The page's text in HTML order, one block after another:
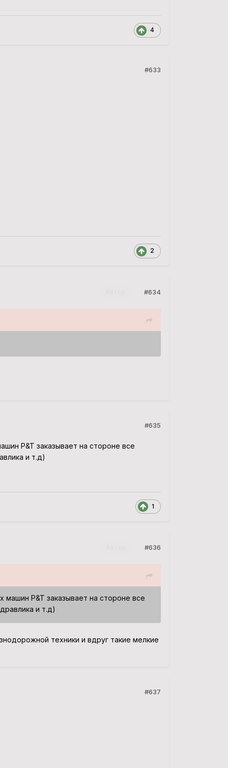
4
#633
2
#634
#635
P&T заказывает на стороне все
и т.д)
1
#636
машин P&T заказывает на стороне все
и т.д)
техники и вдруг такие мелкие
#637